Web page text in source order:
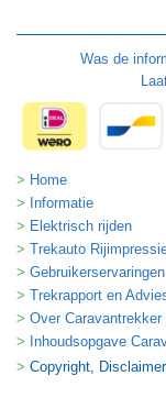
Was de
Home
Informatie
Elektrisch rijden
Trekauto
Gebruikerservaringen
Trekrapport en
Over Caravantrekker
Inhoudsopgave
Copyright,